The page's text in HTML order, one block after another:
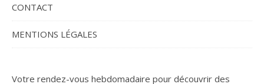
CONTACT
MENTIONS LÉGALES
Votre rendez-vous hebdomadaire pour découvrir des